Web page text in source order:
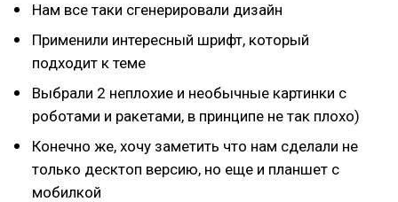
Нам все таки сгенерировали дизайн
Применили интересный шрифт, который
подходит к теме
Выбрали 2 неплохие и необычные картинки с
роботами и ракетами, в принципе не так плохо)
Конечно же, хочу заметить что нам сделали не
только десктоп версию, но еще и планшет с
мобилкой